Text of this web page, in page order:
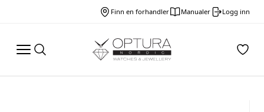
Finn en forhandler Manualer Logg inn